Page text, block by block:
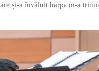
și-a învăluit harpa m-a